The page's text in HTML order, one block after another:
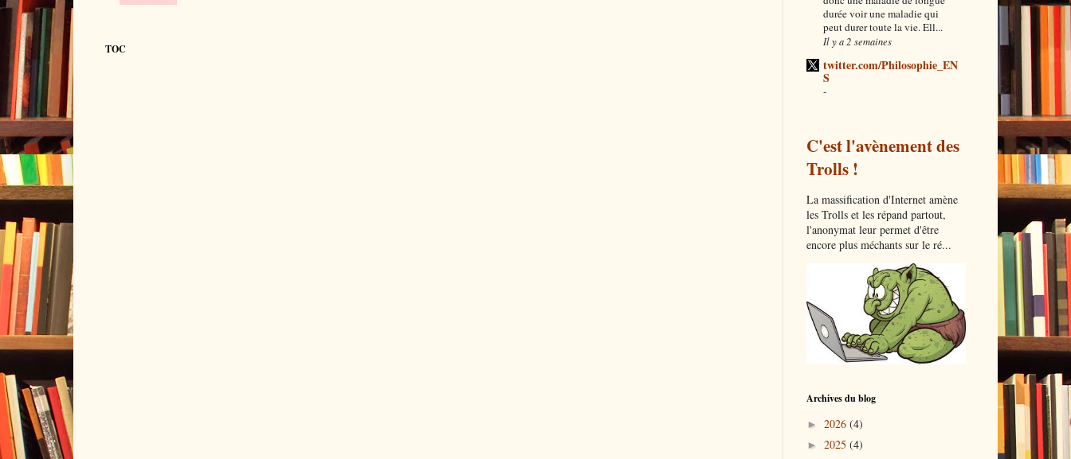
TOC
durée voir une maladie qui
peut durer toute la vie. Ell...
Il y a 2 semaines
twitter.com/Philosophie_EN
S
-
C'est l'avènement des
Trolls !
La massification d'Internet amène
les Trolls et les répand partout,
l'anonymat leur permet d'être
encore plus méchants sur le ré...
Archives du blog
► 2026 (4)
► 2025 (4)